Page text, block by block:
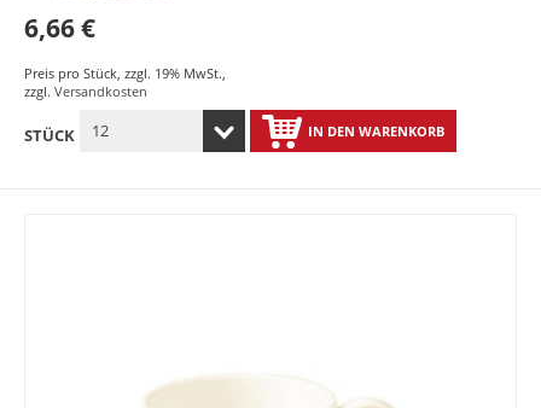
6,66 €
Preis pro Stück zzgl. 19% MwSt.
zzgl. Versandkosten
STÜCK IN DEN WARENKORB